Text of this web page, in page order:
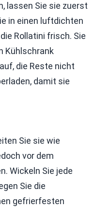
lassen Sie sie zuerst
in einen luftdichten
Rollatini frisch. Sie
Kühlschrank
die Reste nicht
damit sie
Sie sie wie
vor dem
Wickeln Sie jede
Sie die
gefrierfesten